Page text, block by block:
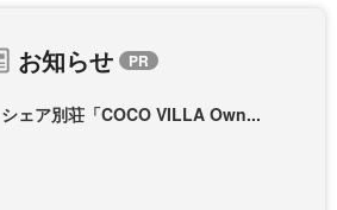
お知らせ
シェア別荘「COCO VILLA Own...